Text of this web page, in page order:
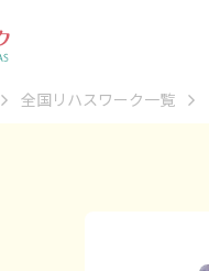
全国リハスワーク一覧